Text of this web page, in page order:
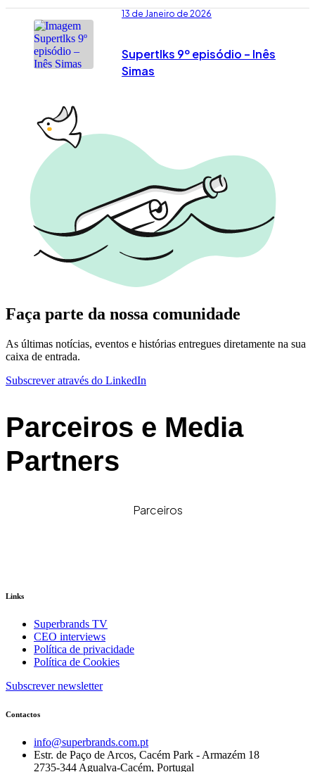
13 de Janeiro de 2026
Supertlks 9º episódio – Inês
Simas
Faça parte da nossa comunidade
As últimas notícias, eventos e histórias entregues diretamente na sua
caixa de entrada.
Subscrever através do LinkedIn
Parceiros e Media
Partners
Parceiros
Links
Superbrands TV
CEO interviews
Política de privacidade
Política de Cookies
Subscrever newsletter
Contactos
info@superbrands.com.pt
Estr. de Paço de Arcos, Cacém Park - Armazém 18
2735-344 Agualva-Cacém, Portugal